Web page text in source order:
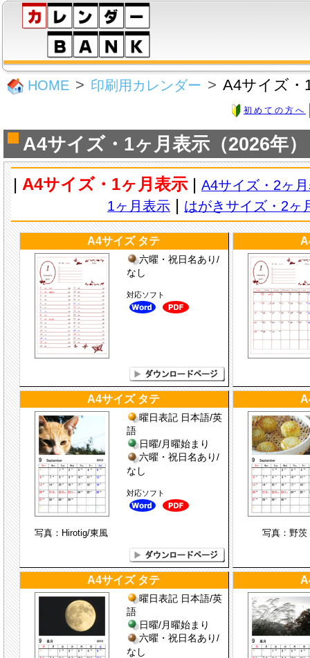
HOME 印刷用カレンダー A4サイズ・
初めての方へ
A4サイズ・1ヶ月表示（2026年）
| A4サイズ・1ヶ月表示 | A4サイズ・2ヶ
1ヶ月表示 | はがきサイズ・2ヶ
A4サイズ タテ
六曜・祝日名あり/
なし
対応ソフト
A4サイズ タテ
写真：Hirotig/東風
曜日表記 日本語/英
語
日曜/月曜始まり
六曜・祝日名あり/
なし
対応ソフト
写真：野茨
A4サイズ タテ
曜日表記 日本語/英
語
日曜/月曜始まり
六曜・祝日名あり/
なし